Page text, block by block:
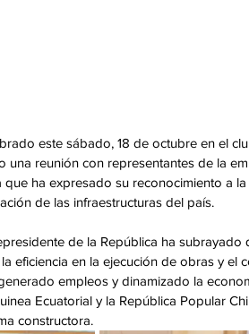
este sábado, 18 de octubre en el
una reunión con representantes de la
que ha expresado su reconocimiento a
de las infraestructuras del país.
de la República ha
eficiencia en la ejecución de obras y
empleos y dinamizado la
Ecuatorial y la República Popular
constructora.